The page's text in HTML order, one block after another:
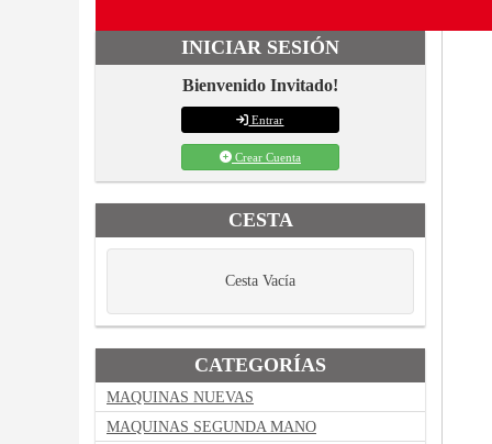
INICIAR SESIÓN
Bienvenido Invitado!
Entrar
Crear Cuenta
CESTA
Cesta Vacía
CATEGORÍAS
MAQUINAS NUEVAS
MAQUINAS SEGUNDA MANO